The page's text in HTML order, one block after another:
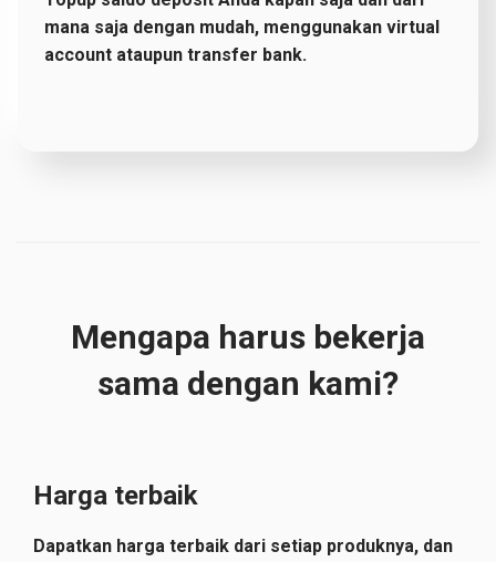
mana saja dengan mudah, menggunakan virtual
account ataupun transfer bank.
Mengapa harus bekerja
sama dengan kami?
Harga terbaik
Dapatkan harga terbaik dari setiap produknya, dan